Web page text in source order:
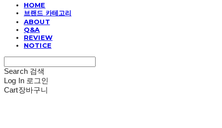
HOME
브랜드 카테고리
ABOUT
Q&A
REVIEW
NOTICE
Search 검색
Log In 로그인
Cart장바구니